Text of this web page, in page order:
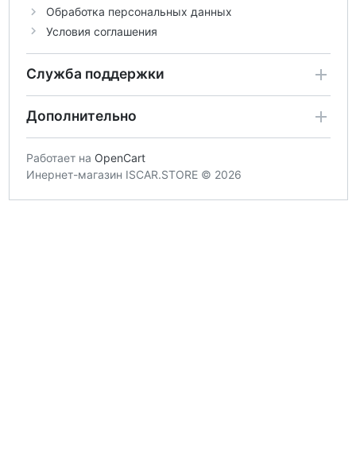
Обработка персональных данных
Условия соглашения
Служба поддержки
Дополнительно
Работает на OpenCart
Инернет-магазин ISCAR.STORE © 2026